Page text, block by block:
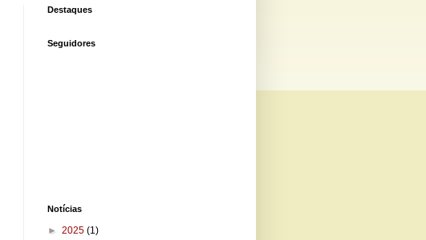
Destaques
Seguidores
Notícias
► 2025 (1)